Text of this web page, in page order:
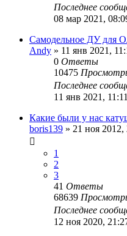
Последнее
08 мар 2021,
Самодельное ДУ для
Andy » 11 янв 2021,
0 Ответы
10475
Последнее
11 янв 2021, 11:11
Какие были у нас
boris139 » 21 ноя 2012,
1
2
3
41 Ответы
68639
Последнее
12 ноя 2020,